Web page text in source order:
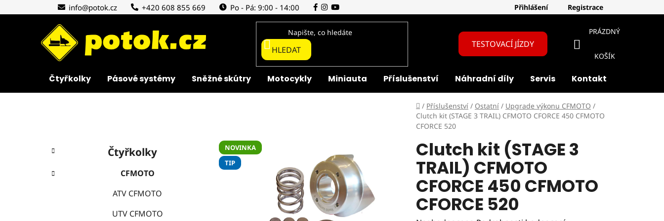
na
info@potok.cz +420 608 855 669 Po - Pá: 9:00 - 14:00 Přihlášení Registrace
HLEDAT
TESTOVACÍ JÍZDY
NÁKUPNÍ
KOŠÍK
PRÁZDNÝ
KOŠÍK
Čtyřkolky Pásové systémy Sněžné skútry Motocykly Miniauta Příslušenství Náhradní díly Servis Kontakt
Domů
/ Příslušenství / Ostatní / Upgrade výkonu CFMOTO /
Clutch kit (STAGE 3 TRAIL) CFMOTO CFORCE 450 CFMOTO
CFORCE 520
Přeskočit
kategorie
K
a
e
Čtyřkolky
CFMOTO
ATV CFMOTO
UTV CFMOTO
Clutch kit (STAGE 3
TRAIL) CFMOTO
CFORCE 450 CFMOTO
CFORCE 520
NOVINKA
TIP